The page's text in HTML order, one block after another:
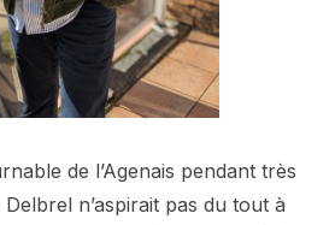
de l’Agenais pendant très
n’aspirait pas du tout à